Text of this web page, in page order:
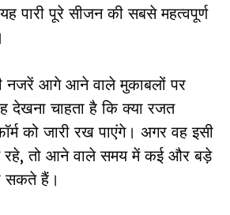
पारी पूरे सीजन की सबसे महत्वपूर्ण
आगे आने वाले मुकाबलों पर
देखना चाहता है कि क्या रजत
को जारी रख पाएंगे। अगर वह इसी
रहे, तो आने वाले समय में कई और बड़े
सकते हैं।